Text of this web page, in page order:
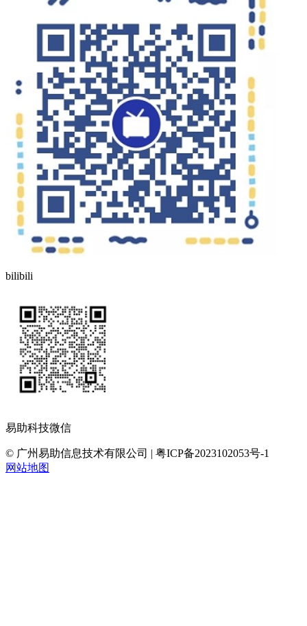
bilibili
易助科技微信
© 广州易助信息技术有限公司 | 粤ICP备2023102053号-1
网站地图